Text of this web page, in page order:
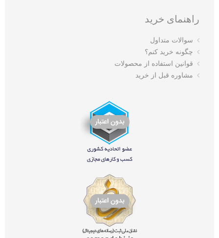
راهنمای خرید
سوالات متداول
چگونه خرید کنم؟
قوانین استفاده از محصولات
مشاوره قبل از خرید